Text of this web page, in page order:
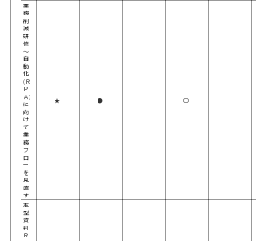
業
務
削
減
研
修
～
自
動
化
(Ｒ
Ｐ
Ａ)
に
向
け
て
業
務
フ
ロ
ー
を
見
直
す
★ ● ○
定
型
資
料
Ｒ